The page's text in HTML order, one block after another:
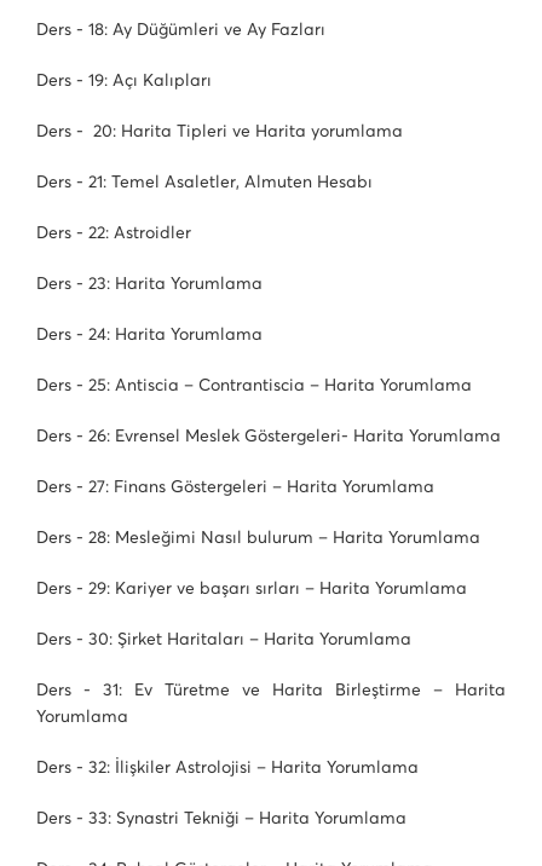
Ders - 18: Ay Düğümleri ve Ay Fazları
Ders - 19: Açı Kalıpları
Ders - 20: Harita Tipleri ve Harita yorumlama
Ders - 21: Temel Asaletler, Almuten Hesabı
Ders - 22: Astroidler
Ders - 23: Harita Yorumlama
Ders - 24: Harita Yorumlama
Ders - 25: Antiscia – Contrantiscia – Harita Yorumlama
Ders - 26: Evrensel Meslek Göstergeleri- Harita Yorumlama
Ders - 27: Finans Göstergeleri – Harita Yorumlama
Ders - 28: Mesleğimi Nasıl bulurum – Harita Yorumlama
Ders - 29: Kariyer ve başarı sırları – Harita Yorumlama
Ders - 30: Şirket Haritaları – Harita Yorumlama
Ders - 31: Ev Türetme ve Harita Birleştirme – Harita
Yorumlama
Ders - 32: İlişkiler Astrolojisi – Harita Yorumlama
Ders - 33: Synastri Tekniği – Harita Yorumlama